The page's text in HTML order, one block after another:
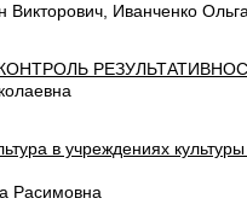
Викторович, Иванченко
в учреждениях
Расимовна